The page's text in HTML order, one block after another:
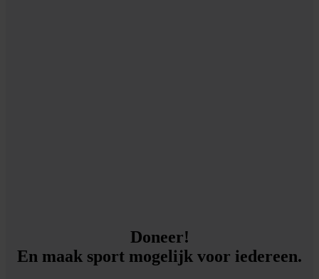
Doneer!
En maak sport mogelijk voor iedereen.